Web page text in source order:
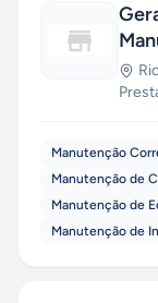
Manutenção
Manutenção de
Manutenção de
Manutenção de